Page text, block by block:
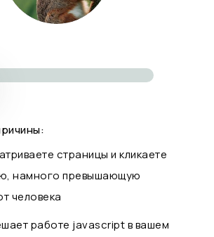
страницы и кликаете
намного превышающую
человека
работе javascript в вашем